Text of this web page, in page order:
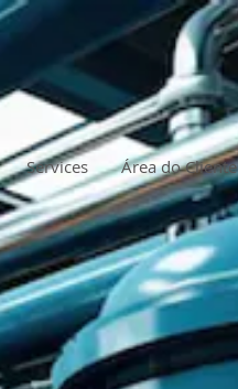
Services Área do Cliente